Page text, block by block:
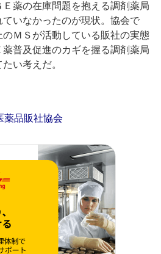
薬の在庫問題を抱える調剤薬局
いなかったのが現状。協会で
ＭＳが活動している販社の実態
普及促進のカギを握る調剤薬局
い考えだ。
薬品販社協会